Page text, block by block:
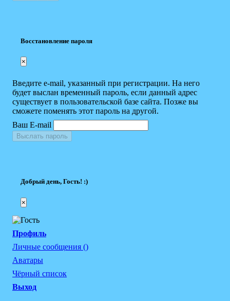
Восстановление пароля
×
Введите e-mail, указанный при регистрации. На него
будет выслан временный пароль, если данный адрес
существует в пользовательской базе сайта. Позже вы
сможете поменять этот пароль на другой.
Ваш E-mail
Выслать пароль
Добрый день, Гость! :)
×
Профиль
Личные сообщения ()
Аватары
Чёрный список
Выход